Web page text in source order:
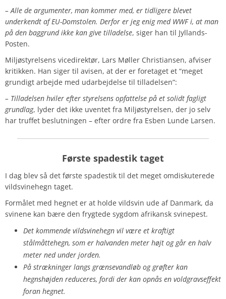
– Alle de argumenter, man kommer med, er tidligere blevet
underkendt af EU-Domstolen. Derfor er jeg enig med WWF i, at man
på den baggrund ikke kan give tilladelse, siger han til Jyllands-
Posten.
Miljøstyrelsens vicedirektør, Lars Møller Christiansen, afviser
kritikken. Han siger til avisen, at der er foretaget et “meget
grundigt arbejde med udarbejdelse til tilladelsen”:
– Tilladelsen hviler efter styrelsens opfattelse på et solidt fagligt
grundlag, lyder det ikke uventet fra Miljøstyrelsen, der jo selv
har truffet beslutningen – efter ordre fra Esben Lunde Larsen.
Første spadestik taget
I dag blev så det første spadestik til det meget omdiskuterede
vildsvinehegn taget.
Formålet med hegnet er at holde vildsvin ude af Danmark, da
svinene kan bære den frygtede sygdom afrikansk svinepest.
Det kommende vildsvinehegn vil være et kraftigt
stålmåttehegn, som er halvanden meter højt og går en halv
meter ned under jorden.
På strækninger langs grænsevandløb og grøfter kan
hegnshøjden reduceres, fordi der kan opnås en voldgravseffekt
foran hegnet.